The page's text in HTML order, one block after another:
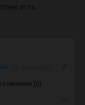
есть.
))))